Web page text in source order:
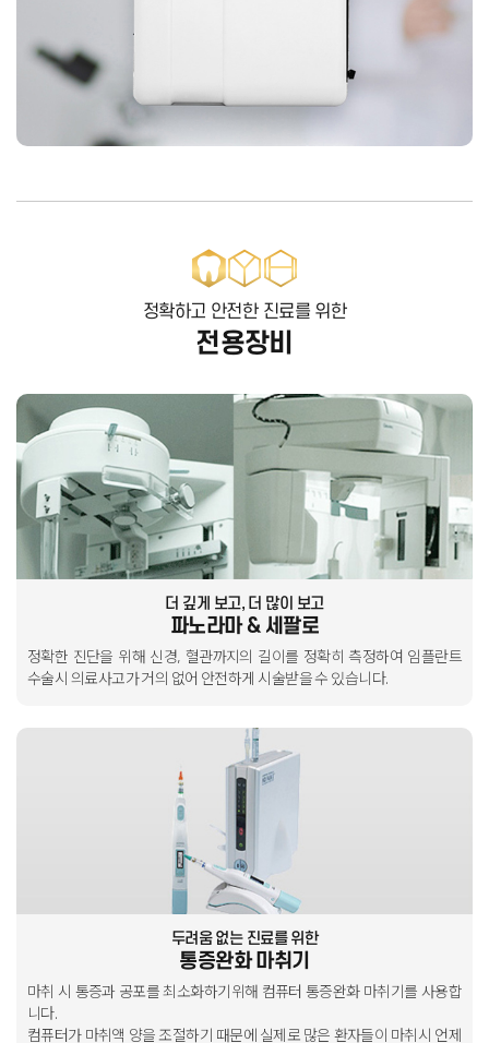
정확하고 안전한 진료를 위한
전용장비
더 깊게 보고, 더 많이 보고
파노라마 & 세팔로
정확한 진단을 위해 신경, 혈관까지의 길이를 정확히 측정하여 임플란트
수술시 의료사고가 거의 없어 안전하게 시술받을 수 있습니다.
두려움 없는 진료를 위한
통증완화 마취기
마취 시 통증과 공포를 최소화하기위해 컴퓨터 통증완화 마취기를 사용합
니다.
컴퓨터가 마취액 양을 조절하기 때문에 실제로 많은 환자들이 마취시 언제